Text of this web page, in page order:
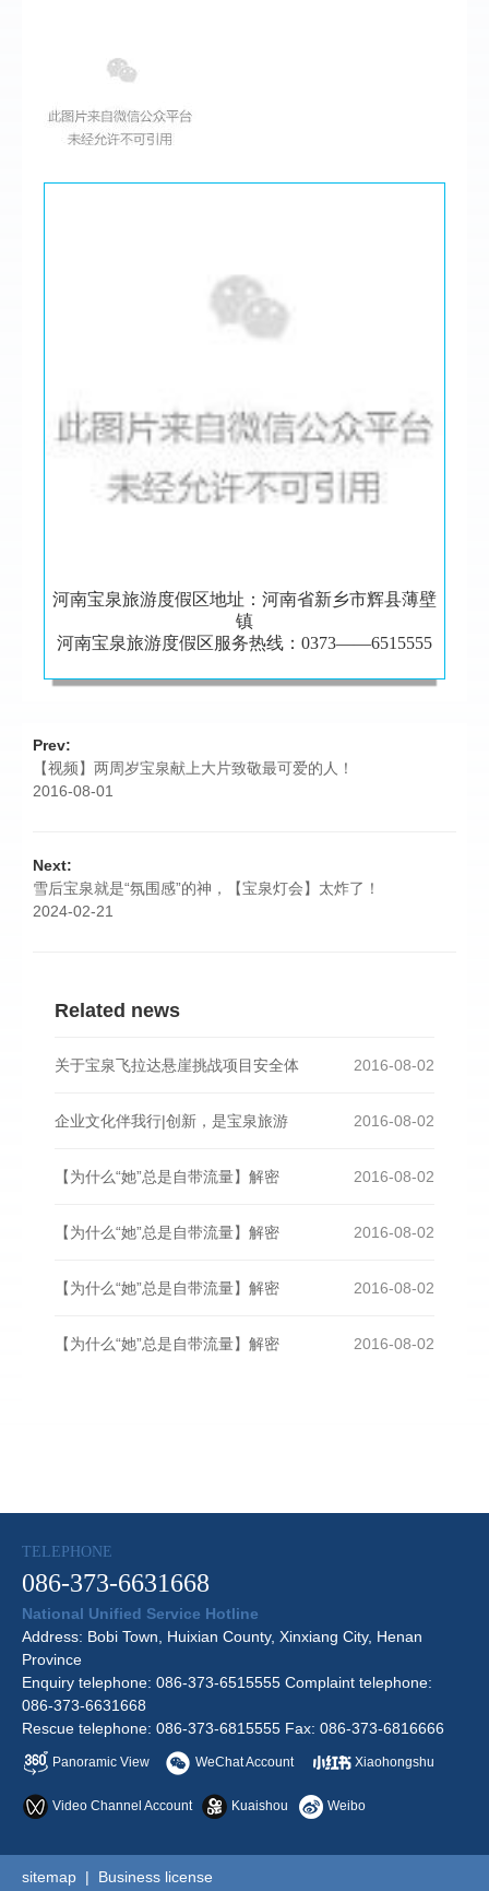
河南宝泉旅游度假区地址：河南省新乡市辉县薄壁
镇
河南宝泉旅游度假区服务热线：0373——6515555
Prev:
【视频】两周岁宝泉献上大片致敬最可爱的人！
2016-08-01
Next:
雪后宝泉就是“氛围感”的神，【宝泉灯会】太炸了！
2024-02-21
Related news
2016-08-02
关于宝泉飞拉达悬崖挑战项目安全体
2016-08-02
企业文化伴我行|创新，是宝泉旅游
2016-08-02
【为什么“她”总是自带流量】解密
2016-08-02
【为什么“她”总是自带流量】解密
2016-08-02
【为什么“她”总是自带流量】解密
2016-08-02
【为什么“她”总是自带流量】解密
TELEPHONE
086-373-6631668
National Unified Service Hotline
Address: Bobi Town, Huixian County, Xinxiang City, Henan
Province
Enquiry telephone: 086-373-6515555 Complaint telephone:
086-373-6631668
Rescue telephone: 086-373-6815555 Fax: 086-373-6816666
Panoramic View WeChat Account Xiaohongshu
Video Channel Account Kuaishou Weibo
sitemap | Business license